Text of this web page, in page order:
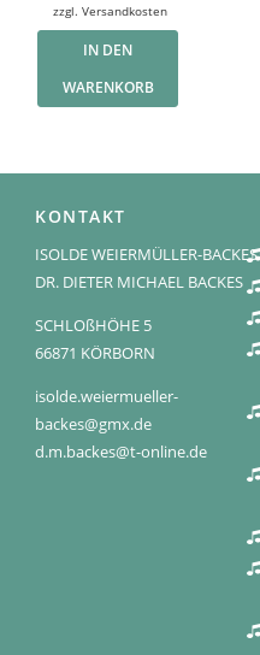
zzgl.Versandkosten
IN DEN
WARENKORB
KONTAKT
ISOLDE WEIERMÜLLER-BACKES
DR. DIETER MICHAEL BACKES
SCHLOßHÖHE 5
66871 KÖRBORN
isolde.weiermueller-
backes@gmx.de
d.m.backes@t-online.de